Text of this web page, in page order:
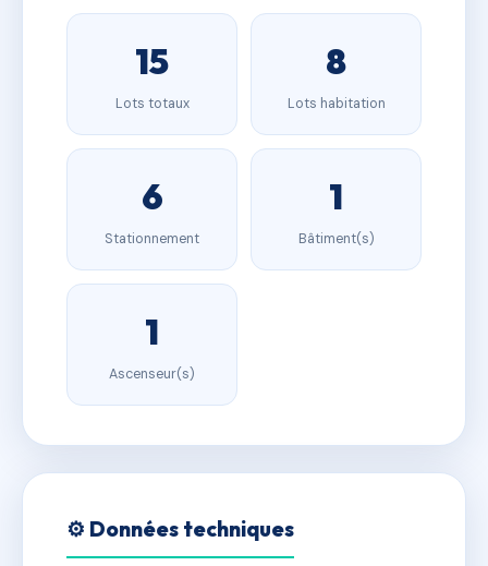
15
Lots totaux
8
Lots habitation
6
Stationnement
1
Bâtiment(s)
1
Ascenseur(s)
⚙️ Données techniques